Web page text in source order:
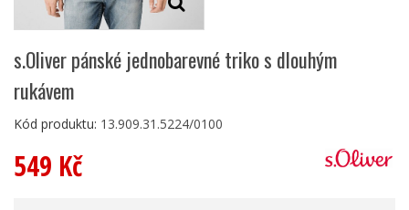
s.Oliver pánské jednobarevné triko s dlouhým
rukávem
Kód produktu: 13.909.31.5224/0100
549 Kč